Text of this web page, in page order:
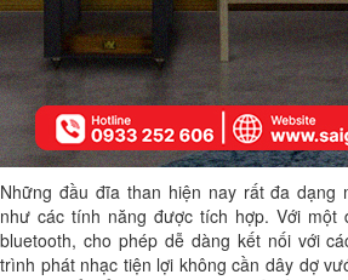
Những đầu đĩa than hiện nay rất đa dạng
như các tính năng được tích hợp. Với
bluetooth, cho phép dễ dàng kết nối với
trình phát nhạc tiện lợi không cần dây dợ